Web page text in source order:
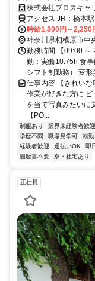
日180日以上＆月収30万
株式会社プロスキャ
アクセス JR：橋本
時給1,800円～2,250
神奈川県相模原市中
勤務時間 【09:00 ～
勤：実働10.75h 食
シフト制勤務） 変形
仕事内容 【きれい
作業が好きな方に
を当て写真みたいに
【PO...
制服あり 業界未経験者歓迎
学歴不問
職場見学可 転勤
経験者歓迎
週払いOK 即
履歴書不要
寮・社宅あり
正社員